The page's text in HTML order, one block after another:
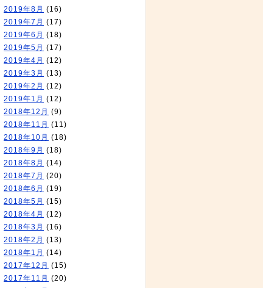
2019年8月 (16)
2019年7月 (17)
2019年6月 (18)
2019年5月 (17)
2019年4月 (12)
2019年3月 (13)
2019年2月 (12)
2019年1月 (12)
2018年12月 (9)
2018年11月 (11)
2018年10月 (18)
2018年9月 (18)
2018年8月 (14)
2018年7月 (20)
2018年6月 (19)
2018年5月 (15)
2018年4月 (12)
2018年3月 (16)
2018年2月 (13)
2018年1月 (14)
2017年12月 (15)
2017年11月 (20)